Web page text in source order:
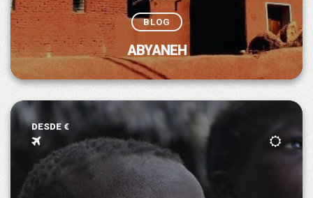
BLOG
ABYANEH
DESDE €